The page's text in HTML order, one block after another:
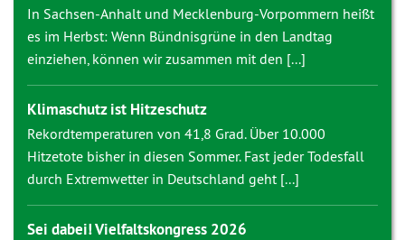
In Sachsen-Anhalt und Mecklenburg-Vorpommern heißt
es im Herbst: Wenn Bündnisgrüne in den Landtag
einziehen, können wir zusammen mit den [...]
Klimaschutz ist Hitzeschutz
Rekordtemperaturen von 41,8 Grad. Über 10.000
Hitzetote bisher in diesen Sommer. Fast jeder Todesfall
durch Extremwetter in Deutschland geht [...]
Sei dabei! Vielfaltskongress 2026